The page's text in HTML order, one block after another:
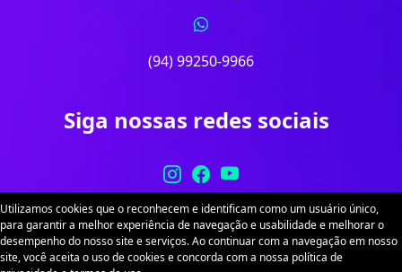
(94) 99250-9966
Siga nossas redes sociais
Utilizamos cookies que o reconhecem e identificam como um usuário único,
para garantir a melhor experiência de navegação e usabilidade e melhorar o
desempenho do nosso site e serviços. Ao continuar com a navegação em nosso
site, você aceita o uso de cookies e concorda com a nossa política de